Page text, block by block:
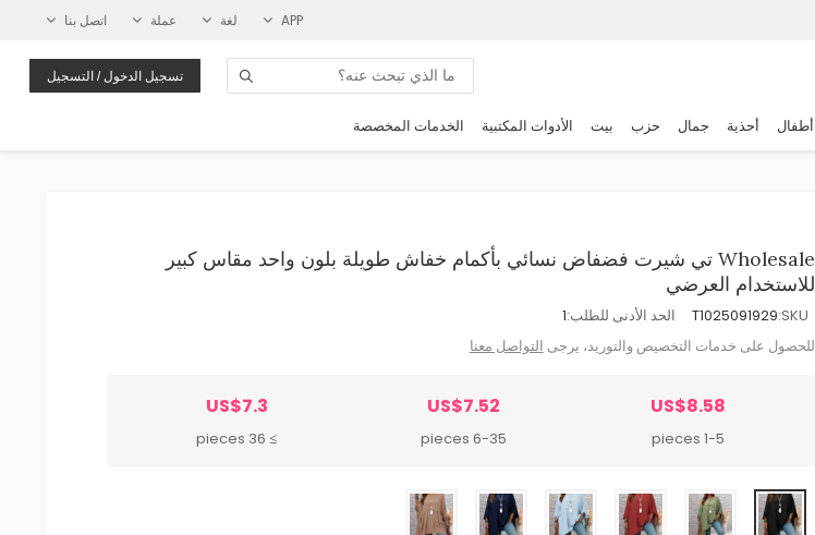
APP لغة عملة اتصل بنا
تسجيل الدخول / التسجيل
أطفال أحذية جمال حزب بيت الأدوات المكتبية الخدمات المخصصة
Wholesale تي شيرت فضفاض نسائي بأكمام خفاش طويلة بلون واحد مقاس كبير
للاستخدام العرضي
SKU:
T1025091929 الحد الأدنى للطلب:1
للحصول على خدمات التخصيص والتوريد، يرجى التواصل معنا
US$8.58
1-5 pieces
US$7.52
6-35 pieces
US$7.3
≥ 36 pieces